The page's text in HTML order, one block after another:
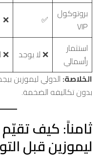
بروتوكول
VIP
✅
❌
استثمار
رأسمالي
❌ لا يوجد ❌
الخلاصة: الدولي ليموزين
بدون تكاليفه الضخمة.
ثامناً: كيف
ليموزين قبل